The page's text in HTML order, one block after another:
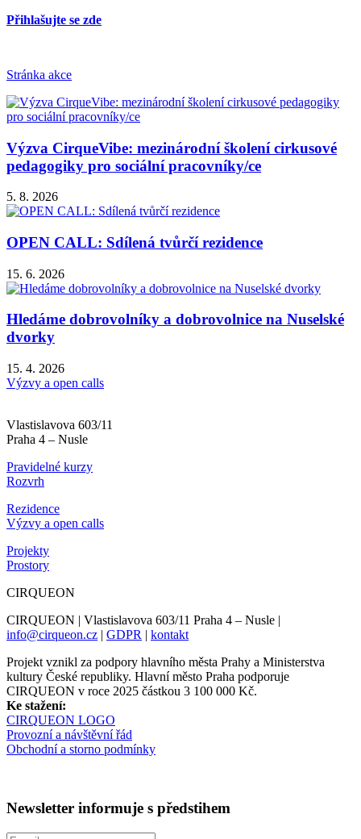
Přihlašujte se zde
Stránka akce
Výzva CirqueVibe: mezinárodní školení cirkusové
pedagogiky pro sociální pracovníky/ce
5. 8. 2026
OPEN CALL: Sdílená tvůrčí rezidence
15. 6. 2026
Hledáme dobrovolníky a dobrovolnice na Nuselské
dvorky
15. 4. 2026
Výzvy a open calls
Vlastislavova 603/11
Praha 4 – Nusle
Pravidelné kurzy
Rozvrh
Rezidence
Výzvy a open calls
Projekty
Prostory
CIRQUEON
CIRQUEON | Vlastislavova 603/11 Praha 4 – Nusle |
info@cirqueon.cz | GDPR | kontakt
Projekt vznikl za podpory hlavního města Prahy a Ministerstva
kultury České republiky. Hlavní město Praha podporuje
CIRQUEON v roce 2025 částkou 3 100 000 Kč.
Ke stažení:
CIRQUEON LOGO
Provozní a návštěvní řád
Obchodní a storno podmínky
Newsletter informuje s předstihem